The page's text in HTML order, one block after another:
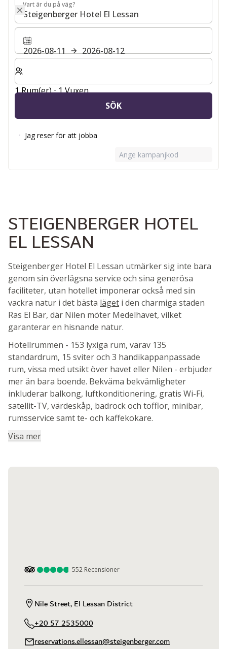
Vart är du på väg?
Vart är du på väg?
2026-08-11
2026-08-12
Välj antal rum och gäster för din vistelse
1 Rum(er) ⋅ 1 Vuxen
SÖK
Jag reser för att jobba
Ange kampanjkod
STEIGENBERGER HOTEL
EL LESSAN
Steigenberger Hotel El Lessan utmärker sig inte bara
genom sin överlägsna service och sina generösa
faciliteter, utan hotellet imponerar också med sin
vackra natur i det bästa läget i den charmiga staden
Ras El Bar, där Nilen möter Medelhavet, vilket
garanterar en hisnande natur.
Hotellrummen - 153 lyxiga rum, varav 135
standardrum, 15 sviter och 3 handikappanpassade
rum, vissa med utsikt över havet eller Nilen - erbjuder
mer än bara boende. Bekväma bekvämligheter
inkluderar balkong, luftkonditionering, gratis Wi-Fi,
satellit-TV, värdeskåp, badrock och tofflor, minibar,
rumsservice samt te- och kaffekokare.
Visa mer
552 Recensioner
Nile Street, El Lessan District
+20 57 2535000
reservations.ellessan@steigenberger.com